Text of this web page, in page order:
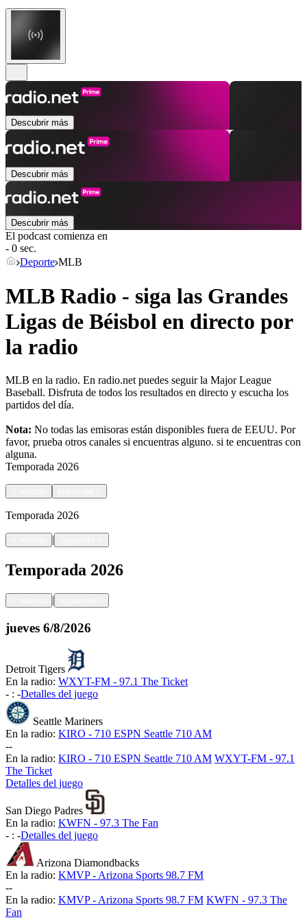
Descubrir más
Descubrir más
Descubrir más
El podcast comienza en
- 0 sec.
Deporte MLB
MLB Radio - siga las Grandes
Ligas de Béisbol en directo por
la radio
MLB en la radio. En radio.net puedes seguir la Major League
Baseball. Disfruta de todos los resultados en directo y escucha los
partidos del día.
Nota: No todas las emisoras están disponibles fuera de EEUU. Por
favor, prueba otros canales si encuentras alguno. si te encuentras con
alguna.
Temporada 2026
Temporada 2026
|
Temporada 2026
|
jueves 6/8/2026
Detroit Tigers
En la radio: WXYT-FM - 97.1 The Ticket
- : -Detalles del juego
Seattle Mariners
En la radio: KIRO - 710 ESPN Seattle 710 AM
--
En la radio: KIRO - 710 ESPN Seattle 710 AM WXYT-FM - 97.1
The Ticket
Detalles del juego
San Diego Padres
En la radio: KWFN - 97.3 The Fan
- : -Detalles del juego
Arizona Diamondbacks
En la radio: KMVP - Arizona Sports 98.7 FM
--
En la radio: KMVP - Arizona Sports 98.7 FM KWFN - 97.3 The
Fan